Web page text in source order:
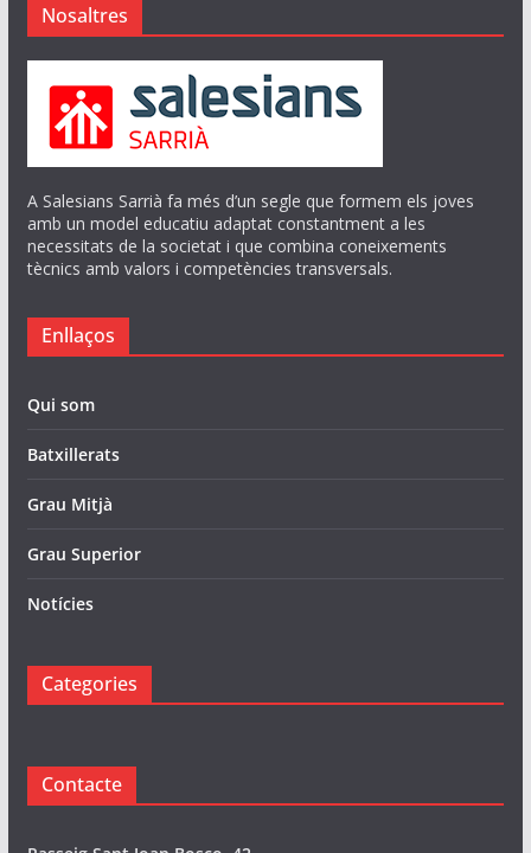
Nosaltres
A Salesians Sarrià fa més d’un segle que formem els joves
amb un model educatiu adaptat constantment a les
necessitats de la societat i que combina coneixements
tècnics amb valors i competències transversals.
Enllaços
Qui som
Batxillerats
Grau Mitjà
Grau Superior
Notícies
Categories
Contacte